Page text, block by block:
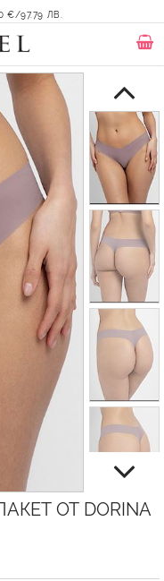
€/97.79 ЛВ.
ОТ DORINA